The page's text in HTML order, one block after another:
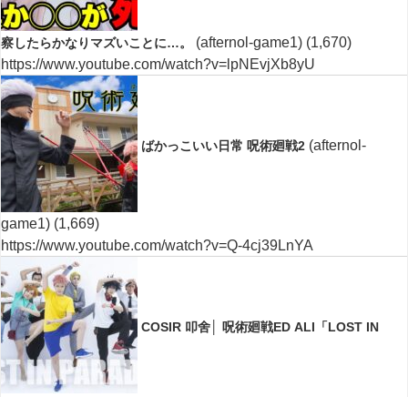
察したらかなりマズいことに…。 (afternol-game1) (1,670)
https://www.youtube.com/watch?v=lpNEvjXb8yU
ばかっこいい日常 呪術廻戦2 (afternol-
game1) (1,669)
https://www.youtube.com/watch?v=Q-4cj39LnYA
COSIR 叩舍│ 呪術廻戦ED ALI「LOST IN